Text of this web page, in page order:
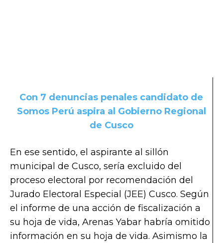
Con 7 denuncias penales candidato de
Somos Perú aspira al Gobierno Regional
de Cusco
En ese sentido, el aspirante al sillón
municipal de Cusco, sería excluido del
proceso electoral por recomendación del
Jurado Electoral Especial (JEE) Cusco. Según
el informe de una acción de fiscalización a
su hoja de vida, Arenas Yabar habría omitido
información en su hoja de vida. Asimismo la